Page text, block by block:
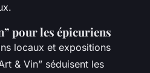
pour les épicuriens
locaux et expositions
& Vin” séduisent les